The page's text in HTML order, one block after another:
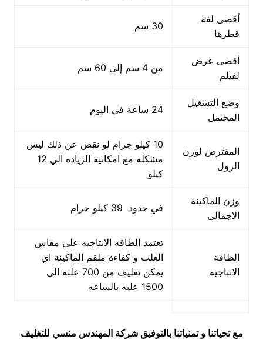
أقصى لفة
قطرها
30 سم
أقصى عرض
لفيلم
من 4 سم إلى 60 سم
وضع التشغيل
المحتمل
24 ساعة في اليوم
المفترض لوزن
الرول
10 كيلو جرام لو نقص عن ذلك ليس
مشكله مع امكانية الزياده الي 12
كيلو
وزن الماكينة
الاجمالي
في حدود 39 كيلو جرام
الطاقة
الانتاجيه
تعتمد الطاقه الانتاجيه علي مقاس
العلب و كفاءة ملقم الماكينة اي
يمكن تغليف من 700 علبه الي
1500 علبه بالساعه
مع تحياتنا و تمنياتنا بالتوفيق شركة المهندس منسي للتغليف